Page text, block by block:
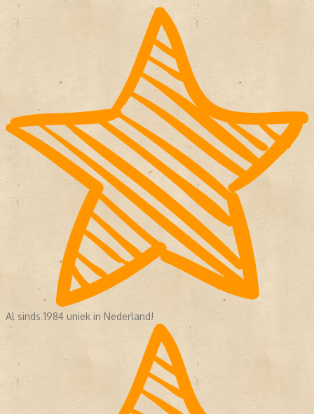
Al sinds 1984 uniek in Nederland!